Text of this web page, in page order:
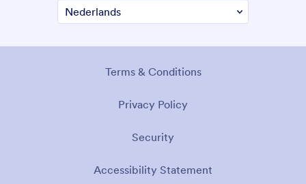
Terms & Conditions
Privacy Policy
Security
Accessibility Statement